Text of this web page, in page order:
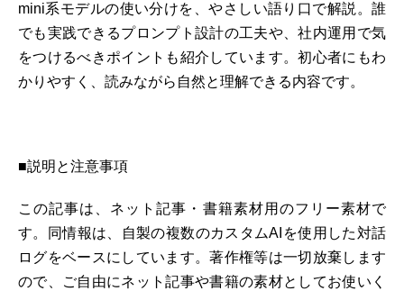
mini系モデルの使い分けを、やさしい語り口で解説。誰
でも実践できるプロンプト設計の工夫や、社内運用で気
をつけるべきポイントも紹介しています。初心者にもわ
かりやすく、読みながら自然と理解できる内容です。
■説明と注意事項
この記事は、ネット記事・書籍素材用のフリー素材で
す。同情報は、自製の複数のカスタムAIを使用した対話
ログをベースにしています。著作権等は一切放棄します
ので、ご自由にネット記事や書籍の素材としてお使いく